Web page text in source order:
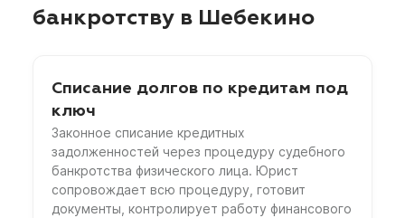
банкротству в Шебекино
Списание долгов по кредитам под
ключ
Законное списание кредитных
задолженностей через процедуру судебного
банкротства физического лица. Юрист
сопровождает всю процедуру, готовит
документы, контролирует работу финансового